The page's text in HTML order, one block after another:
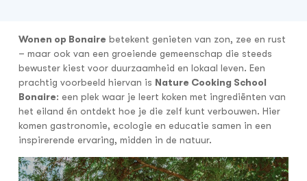
Wonen op Bonaire betekent genieten van zon, zee en rust
– maar ook van een groeiende gemeenschap die steeds
bewuster kiest voor duurzaamheid en lokaal leven. Een
prachtig voorbeeld hiervan is Nature Cooking School
Bonaire: een plek waar je leert koken met ingrediënten van
het eiland én ontdekt hoe je die zelf kunt verbouwen. Hier
komen gastronomie, ecologie en educatie samen in een
inspirerende ervaring, midden in de natuur.